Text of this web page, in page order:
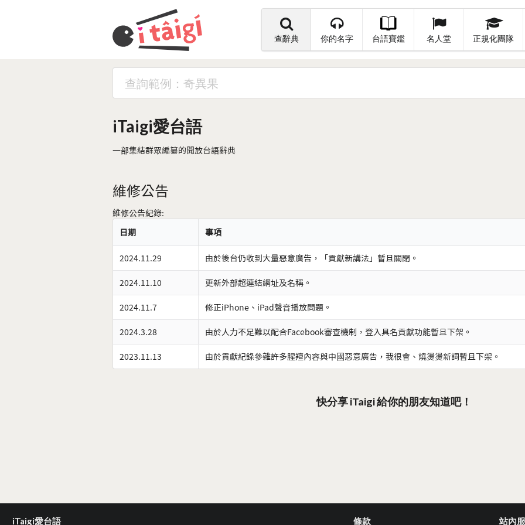
查辭典 你的名字 台語寶鑑 名人堂 正規化團隊
iTaigi愛台語
一部集結群眾編纂的開放台語辭典
維修公告
維修公告紀錄:
日期
事項
2024.11.29 由於後台仍收到大量惡意廣告，「貢獻新講法」暫且關閉。
2024.11.10 更新外部超連結網址及名稱。
2024.11.7 修正iPhone、iPad聲音播放問題。
2024.3.28 由於人力不足難以配合Facebook審查機制，登入具名貢獻功能暫且下架。
2023.11.13 由於貢獻紀錄參雜許多腥羶內容與中國惡意廣告，我很會、燒燙燙新詞暫且下架。
快分享 iTaigi 給你的朋友知道吧！
iTaigi愛台語 條款 站內